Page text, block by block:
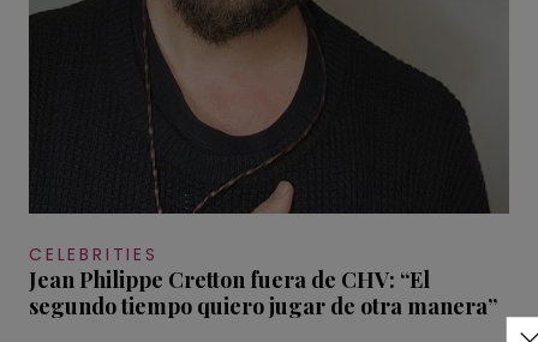
CELEBRITIES
Jean Philippe Cretton fuera de CHV: “El
segundo tiempo quiero jugar de otra manera”